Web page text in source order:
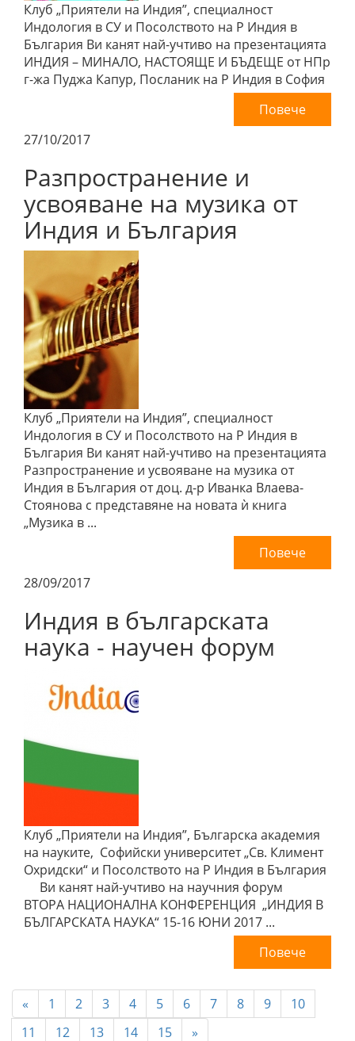
Клуб „Приятели на Индия”, специалност
Индология в СУ и Посолството на Р Индия в
България Ви канят най-учтиво на презентацията
ИНДИЯ – МИНАЛО, НАСТОЯЩЕ И БЪДЕЩЕ от НПр
г-жа Пуджа Капур, Посланик на Р Индия в София
Повече
27/10/2017
Разпространение и
усвояване на музика от
Индия и България
Клуб „Приятели на Индия”, специалност
Индология в СУ и Посолството на Р Индия в
България Ви канят най-учтиво на презентацията
Разпространение и усвояване на музика от
Индия в България от доц. д-р Иванка Влаева-
Стоянова с представяне на новата ѝ книга
„Музика в ...
Повече
28/09/2017
Индия в българската
наука - научен форум
Клуб „Приятели на Индия”, Българска академия
на науките, Софийски университет „Св. Климент
Охридски“ и Посолството на Р Индия в България
Ви канят най-учтиво на научния форум
ВТОРА НАЦИОНАЛНА КОНФЕРЕНЦИЯ „ИНДИЯ В
БЪЛГАРСКАТА НАУКА“ 15-16 ЮНИ 2017 ...
Повече
« 1 2 3 4 5 6 7 8 9
10
11
12 13 14 15 »